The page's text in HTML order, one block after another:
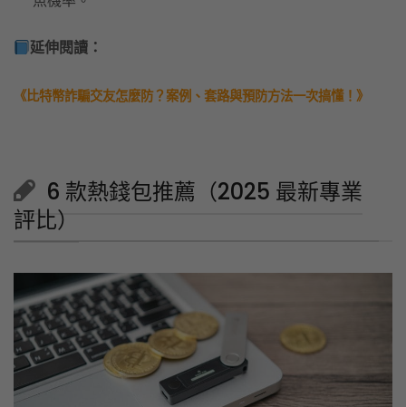
延伸閱讀：
《比特幣詐騙交友怎麼防？案例、套路與預防方法一次搞懂！》
6 款熱錢包推薦（2025 最新專業
評比）